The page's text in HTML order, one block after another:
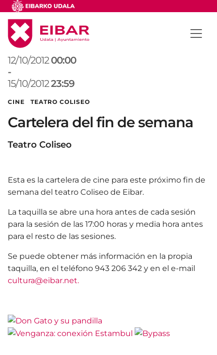
12/10/201200:00
-
15/10/201223:59
CINE TEATRO COLISEO
Cartelera del fin de semana
Teatro Coliseo
Esta es la cartelera de cine para este próximo fin de
semana del teatro Coliseo de Eibar.
La taquilla se abre una hora antes de cada sesión
para la sesión de las 17:00 horas y media hora antes
para el resto de las sesiones.
Se puede obtener más información en la propia
taquilla, en el teléfono 943 206 342 y en el e-mail
cultura@eibar.net.